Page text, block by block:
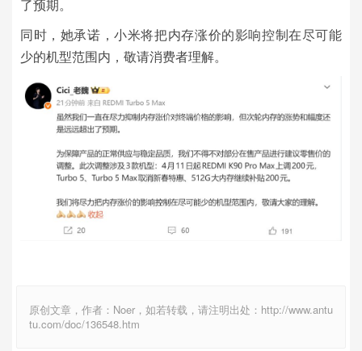
了预期。
同时，她承诺，小米将把内存涨价的影响控制在尽可能
少的机型范围内，敬请消费者理解。
原创文章，作者：Noer，如若转载，请注明出处：http://www.antu
tu.com/doc/136548.htm